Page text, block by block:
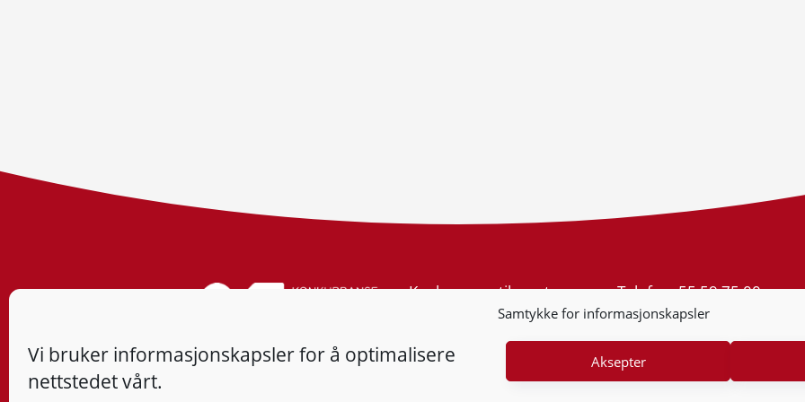
Samtykke for informasjonskapsler
Vi bruker informasjonskapsler for å optimalisere
nettstedet vårt.
Aksepter
Konkurransetilsynet
Postboks 439 Sentrum
Org.nr: 974 761 246
Telefon:55 59 75 00
E-post:post@kt.no
Nyhetsvarsel >>